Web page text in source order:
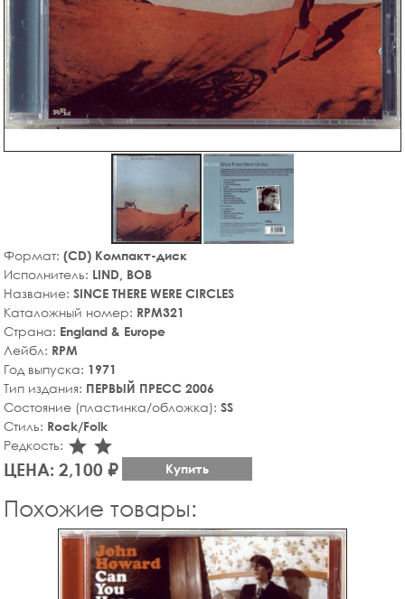
Формат: (CD) Компакт-диск
Исполнитель: LIND, BOB
Название: SINCE THERE WERE CIRCLES
Каталожный номер: RPM321
Страна: England & Europe
Лейбл: RPM
Год выпуска: 1971
Тип издания: ПЕРВЫЙ ПРЕСС 2006
Состояние (пластинка/обложка): SS
Стиль: Rock/Folk
Редкость: star_rate
star_rate
ЦЕНА: 2,100 ₽ Купить
Похожие товары: